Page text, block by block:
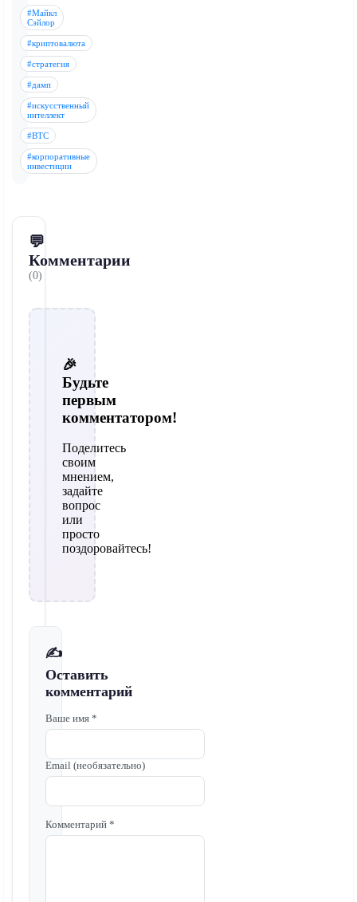
#Майкл
Сэйлор
#криптовалюта
#стратегия
#дамп
#искусственный
интеллект
#BTC
#корпоративные
инвестиции
💬
Комментарии
(0)
🎉
Будьте
первым
комментатором!
Поделитесь
своим
мнением,
задайте
вопрос
или
просто
поздоровайтесь!
✍️
Оставить
комментарий
Ваше имя *
Email (необязательно)
Комментарий *